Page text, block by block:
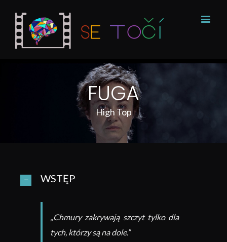
FUGA
High Top
WSTĘP
„Chmury zakrywają szczyt tylko dla
tych, którzy są na dole.”